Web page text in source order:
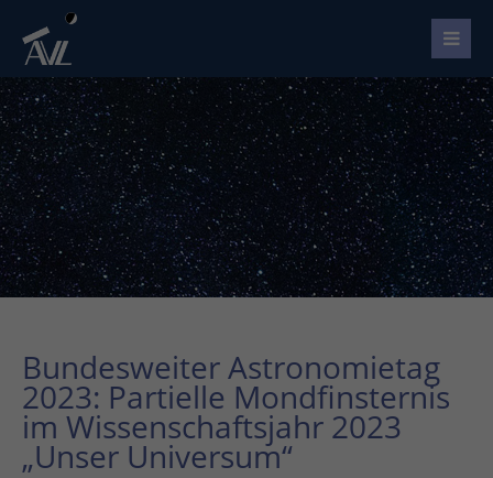
Bundesweiter Astronomietag
2023: Partielle Mondfinsternis
im Wissenschaftsjahr 2023
„Unser Universum“